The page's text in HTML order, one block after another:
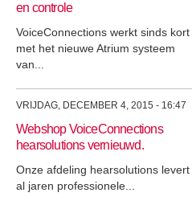
en controle
VoiceConnections werkt sinds kort
met het nieuwe Atrium systeem
van...
VRIJDAG, DECEMBER 4, 2015 - 16:47
Webshop VoiceConnections
hearsolutions vernieuwd.
Onze afdeling hearsolutions levert
al jaren professionele...